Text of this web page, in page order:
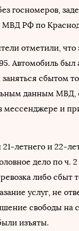
госномеров,
МВД РФ по
отметили,
Автомобиль
заняться сбытом
данным МВД,
мессенджере и
летнего и 22-
дело по ч.
либо сбыт
услуг, не
свободы на
изъяты.